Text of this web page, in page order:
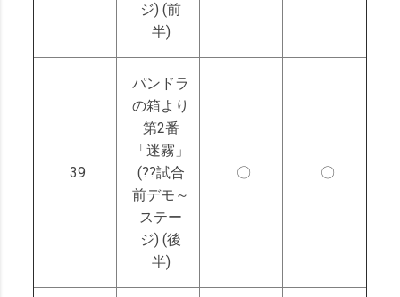
ジ) (前
半)
39
パンドラ
の箱より
第2番
「迷霧」
(??試合
前デモ～
ステー
ジ) (後
半)
〇 〇